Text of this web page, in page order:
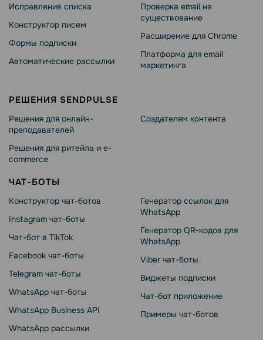
Исправление списка
Конструктор писем
Формы подписки
Автоматические рассылки
Проверка email на
существование
Расширение для Chrome
Платформа для email
маркетинга
РЕШЕНИЯ SENDPULSE
Решения для онлайн-
преподавателей
Решения для ритейла и e-
commerce
Создателям контента
ЧАТ-БОТЫ
Конструктор чат-ботов
Instagram чат-боты
Чат-бот в TikTok
Facebook чат-боты
Telegram чат-боты
WhatsApp чат-боты
WhatsApp Business API
WhatsApp рассылки
Генератор ссылок для
WhatsApp
Генератор QR-кодов для
WhatsApp
Viber чат-боты
Виджеты подписки
Чат-бот приложение
Примеры чат-ботов